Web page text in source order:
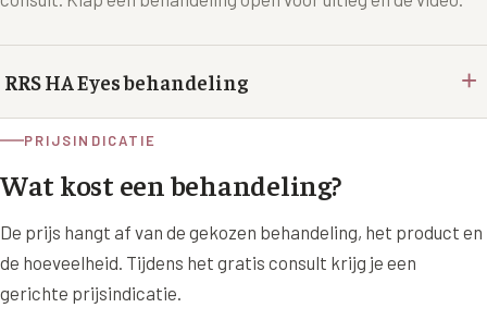
RRS HA Eyes behandeling +
PRIJSINDICATIE
Wat kost een behandeling?
De prijs hangt af van de gekozen behandeling, het product en
de hoeveelheid. Tijdens het gratis consult krijg je een
gerichte prijsindicatie.